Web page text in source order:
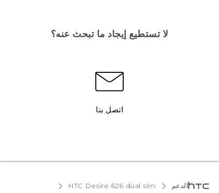
لا تستطيع إيجاد ما تبحث عنه؟
اتصل بنا
الدعم HTC Desire 626 dual sim‎